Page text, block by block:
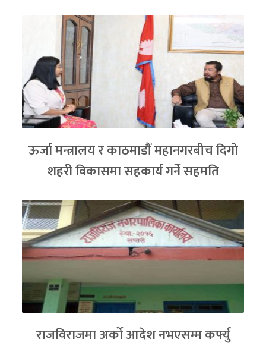
ऊर्जा मन्त्रालय र काठमाडौं महानगरबीच दिगो
शहरी विकासमा सहकार्य गर्ने सहमति
राजविराजमा अर्को आदेश नभएसम्म कर्फ्यु